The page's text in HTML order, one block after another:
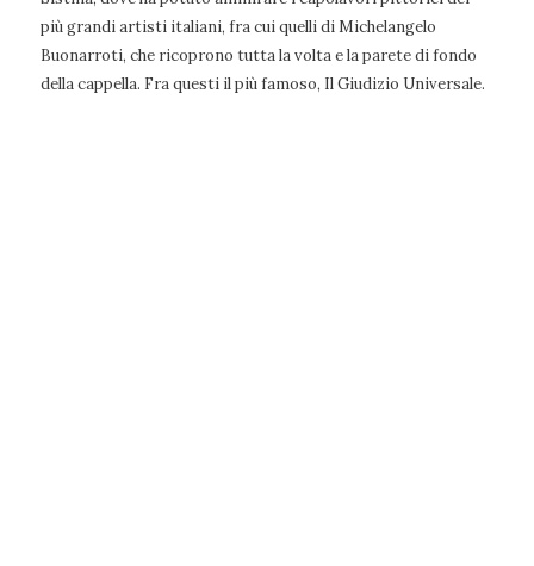
più grandi artisti italiani, fra cui quelli di Michelangelo
Buonarroti, che ricoprono tutta la volta e la parete di fondo
della cappella. Fra questi il più famoso, Il Giudizio Universale.